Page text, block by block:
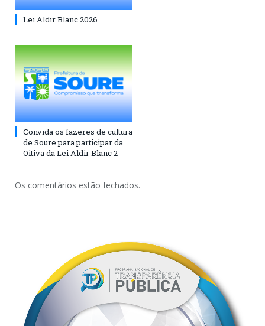
Lei Aldir Blanc 2026
Convida os fazeres de cultura
de Soure para participar da
Oitiva da Lei Aldir Blanc 2
Os comentários estão fechados.